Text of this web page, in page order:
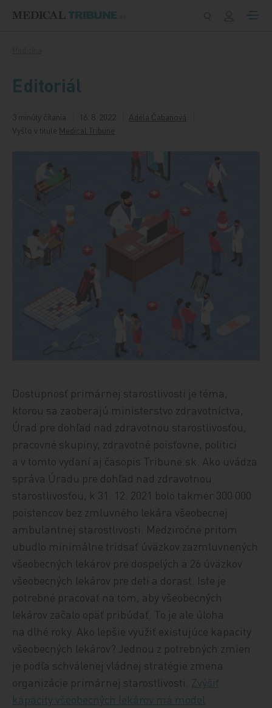
Editoriál
3 minúty čítania 16. 8. 2022
Adéla Čabanová
Vyšlo v titule Medical Tribune
Dostupnosť primárnej starostlivosti je téma,
ktorou sa zaoberajú ministerstvo zdravotníctva,
Úrad pre dohľad nad zdravotnou starostlivosťou,
pracovné skupiny, zdravotné poisťovne, politici
a v tomto vydaní aj časopis Tribune.sk. Ako uvádza
správa Úradu pre dohľad nad zdravotnou
starostlivosťou, k 31. 12. 2021 bolo takmer 300 000
poistencov bez zmluvného lekára všeobecnej
ambulantnej starostlivosti. Medziročne pritom
ubudlo minimálne tridsať úväzkov zazmluvnených
všeobecných lekárov pre dospelých a 26 úväzkov
všeobecných lekárov pre deti a dorast. Iste je
potrebné pracovať na tom, aby všeobecných
lekárov začalo opäť pribúdať. To je ale úloha
na dlhé roky. Ako lepšie využiť existujúce kapacity
všeobecných lekárov? Jednou z potrebných zmien
je podľa schválenej vládnej stratégie zmena
organizácie primárnej starostlivosti. Zvýšiť
kapacity všeobecných lekárov má model